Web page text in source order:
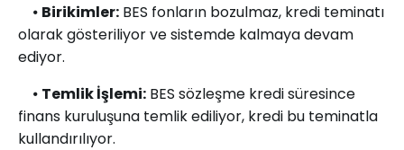
⦁ Birikimler: BES fonların bozulmaz, kredi teminatı
olarak gösteriliyor ve sistemde kalmaya devam
ediyor.
⦁ Temlik İşlemi: BES sözleşme kredi süresince
finans kuruluşuna temlik ediliyor, kredi bu teminatla
kullandırılıyor.